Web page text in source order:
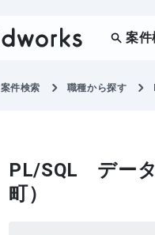
案件
案件検索 職種から探す
PL/SQL データ
町）